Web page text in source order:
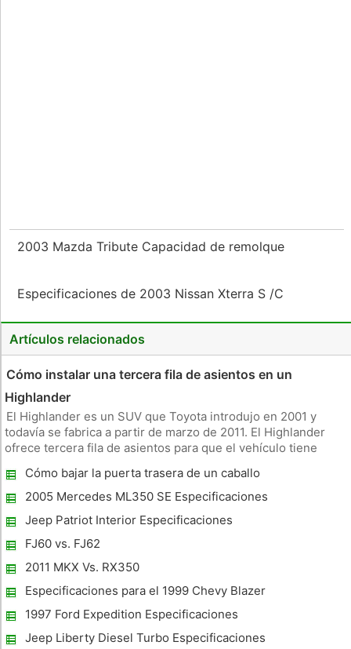
2003 Mazda Tribute Capacidad de remolque
Especificaciones de 2003 Nissan Xterra S /C
Artículos relacionados
Cómo instalar una tercera fila de asientos en un
Highlander
El Highlander es un SUV que Toyota introdujo en 2001 y
todavía se fabrica a partir de marzo de 2011. El Highlander
ofrece tercera fila de asientos para que el vehículo tiene
desmontable para permitir el espacio de almacenamiento
adiciona
Cómo bajar la puerta trasera de un caballo
salvaje con la ventana hacia arriba
2005 Mercedes ML350 SE Especificaciones
Jeep Patriot Interior Especificaciones
FJ60 vs. FJ62
2011 MKX Vs. RX350
Especificaciones para el 1999 Chevy Blazer
4WD Vortech
1997 Ford Expedition Especificaciones
Jeep Liberty Diesel Turbo Especificaciones